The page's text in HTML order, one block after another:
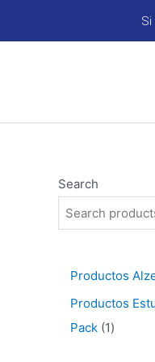
Search
Productos
Productos
Pack 1